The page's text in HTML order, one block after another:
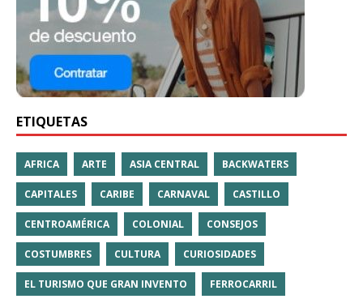
ETIQUETAS
AFRICA ARTE ASIA CENTRAL BACKWATERS
CAPITALES CARIBE CARNAVAL CASTILLO
CENTROAMÉRICA COLONIAL CONSEJOS
COSTUMBRES CULTURA CURIOSIDADES
EL TURISMO QUE GRAN INVENTO FERROCARRIL